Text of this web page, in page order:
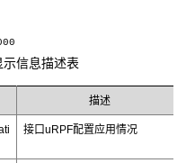
信息描述表
描述
接口uRPF配置应用情况